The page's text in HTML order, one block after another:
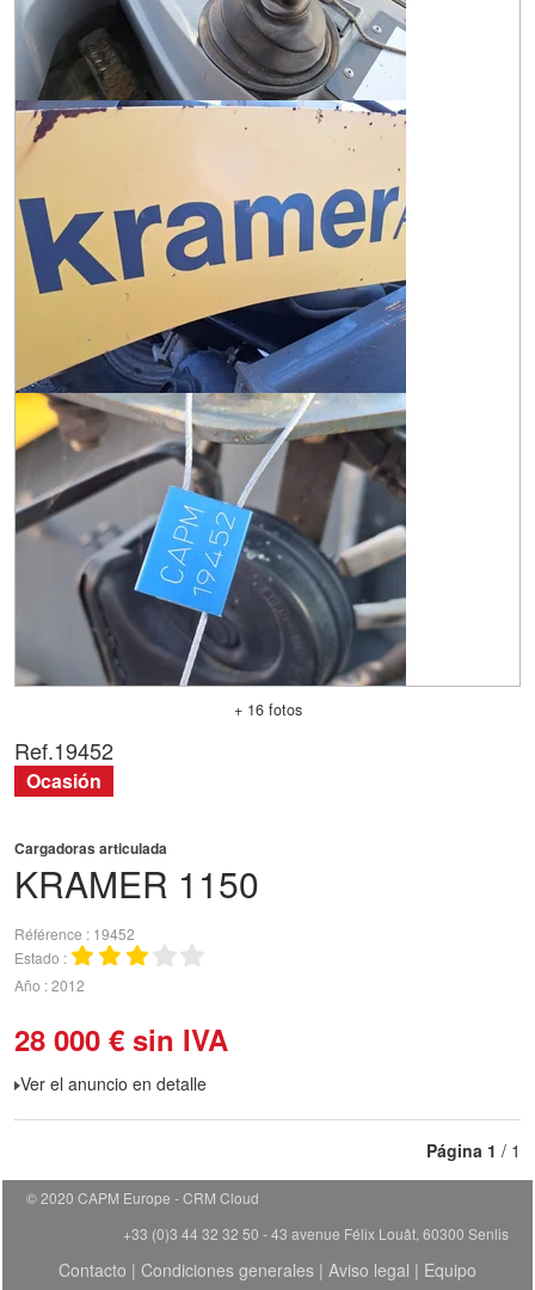
+ 16 fotos
KRAMER 1150
Cargadoras articulada
Référence
19452
Estado
Año 2012
28 000 € sin IVA
Ver el anuncio en detalle
Ref.19452
Ocasión
Página 1 / 1
© 2020 CAPM Europe
CRM Cloud
+33 (0)3 44 32 32 50 - 43 avenue Félix Louât, 60300 Senlis
Contacto | Condiciones generales | Aviso legal | Equipo